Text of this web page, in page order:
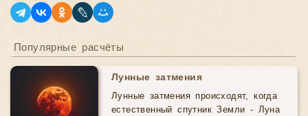
Популярные расчёты
Лунные затмения
Лунные затмения происходят, когда
естественный спутник Земли - Луна